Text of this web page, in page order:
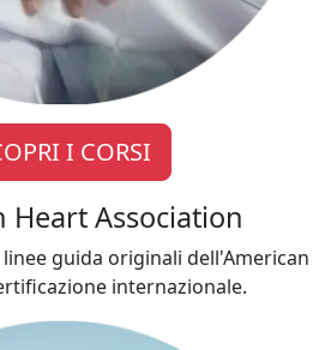
I CORSI
Heart Association
guida originali dell'American
internazionale.